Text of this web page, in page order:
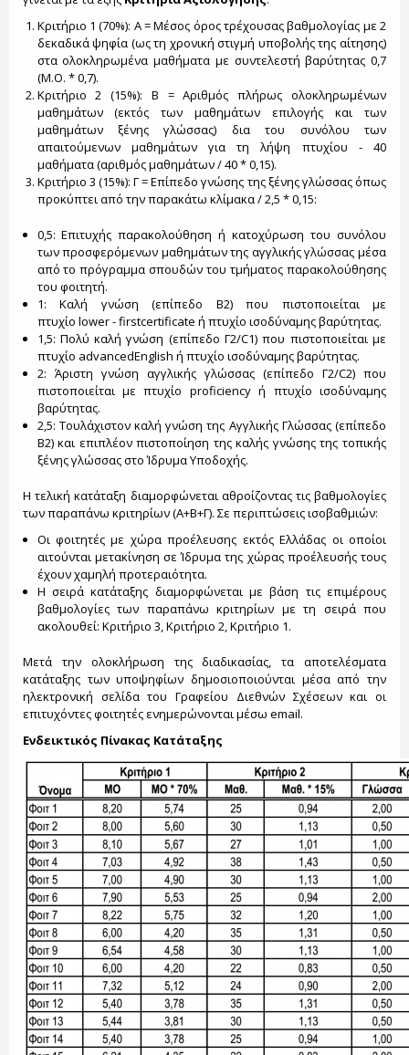
Κριτήριο 1 (70%): Α = Μέσος όρος τρέχουσας βαθμολογίας με 2
δεκαδικά ψηφία (ως τη χρονική στιγμή υποβολής της αίτησης)
στα ολοκληρωμένα μαθήματα με συντελεστή βαρύτητας 0,7
(Μ.Ο. * 0,7).
Κριτήριο 2 (15%): Β = Αριθμός πλήρως ολοκληρωμένων
μαθημάτων (εκτός των μαθημάτων επιλογής και των
μαθημάτων ξένης γλώσσας) δια του συνόλου των
απαιτούμενων μαθημάτων για τη λήψη πτυχίου - 40
μαθήματα (αριθμός μαθημάτων / 40 * 0,15).
Κριτήριο 3 (15%): Γ = Επίπεδο γνώσης της ξένης γλώσσας όπως
προκύπτει από την παρακάτω κλίμακα / 2,5 * 0,15:
0,5: Επιτυχής παρακολούθηση ή κατοχύρωση του συνόλου
των προσφερόμενων μαθημάτων της αγγλικής γλώσσας μέσα
από το πρόγραμμα σπουδών του τμήματος παρακολούθησης
του φοιτητή.
1: Καλή γνώση (επίπεδο Β2) που πιστοποιείται με
πτυχίο lower - firstcertificate ή πτυχίο ισοδύναμης βαρύτητας.
1,5: Πολύ καλή γνώση (επίπεδο Γ2/C1) που πιστοποιείται με
πτυχίο advancedEnglish ή πτυχίο ισοδύναμης βαρύτητας.
2: Άριστη γνώση αγγλικής γλώσσας (επίπεδο Γ2/C2) που
πιστοποιείται με πτυχίο proficiency ή πτυχίο ισοδύναμης
βαρύτητας.
2,5: Τουλάχιστον καλή γνώση της Αγγλικής Γλώσσας (επίπεδο
Β2) και επιπλέον πιστοποίηση της καλής γνώσης της τοπικής
ξένης γλώσσας στο Ίδρυμα Υποδοχής.
Η τελική κατάταξη διαμορφώνεται αθροίζοντας τις βαθμολογίες
των παραπάνω κριτηρίων (Α+Β+Γ). Σε περιπτώσεις ισοβαθμιών:
Οι φοιτητές με χώρα προέλευσης εκτός Ελλάδας οι οποίοι
αιτούνται μετακίνηση σε Ίδρυμα της χώρας προέλευσής τους
έχουν χαμηλή προτεραιότητα.
Η σειρά κατάταξης διαμορφώνεται με βάση τις επιμέρους
βαθμολογίες των παραπάνω κριτηρίων με τη σειρά που
ακολουθεί: Κριτήριο 3, Κριτήριο 2, Κριτήριο 1.
Μετά την ολοκλήρωση της διαδικασίας, τα αποτελέσματα
κατάταξης των υποψηφίων δημοσιοποιούνται μέσα από την
ηλεκτρονική σελίδα του Γραφείου Διεθνών Σχέσεων και οι
επιτυχόντες φοιτητές ενημερώνονται μέσω email.
Ενδεικτικός Πίνακας Κατάταξης